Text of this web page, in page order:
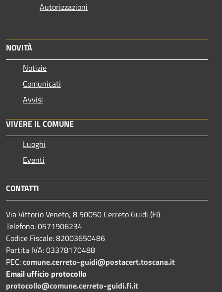
Autorizzazioni
NOVITÀ
Notizie
Comunicati
Avvisi
VIVERE IL COMUNE
Luoghi
Eventi
CONTATTI
Via Vittorio Veneto, 8 50050 Cerreto Guidi (FI)
Telefono: 0571906234
Codice Fiscale: 82003650486
Partita IVA: 03378170488
PEC:comune.cerreto-guidi@postacert.toscana.it
Email ufficio protocollo
protocollo@comune.cerreto-guidi.fi.it